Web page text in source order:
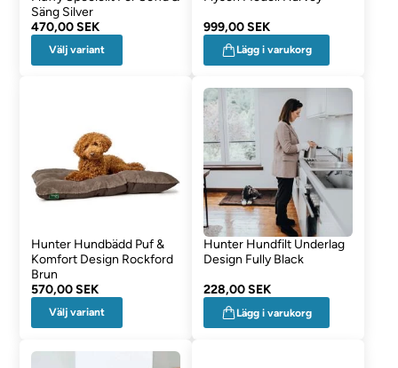
Säng Silver
470,00 SEK
Välj variant
999,00 SEK
Lägg i varukorg
Hunter Hundbädd Puf &
Komfort Design Rockford
Brun
570,00 SEK
Välj variant
Hunter Hundfilt Underlag
Design Fully Black
228,00 SEK
Lägg i varukorg